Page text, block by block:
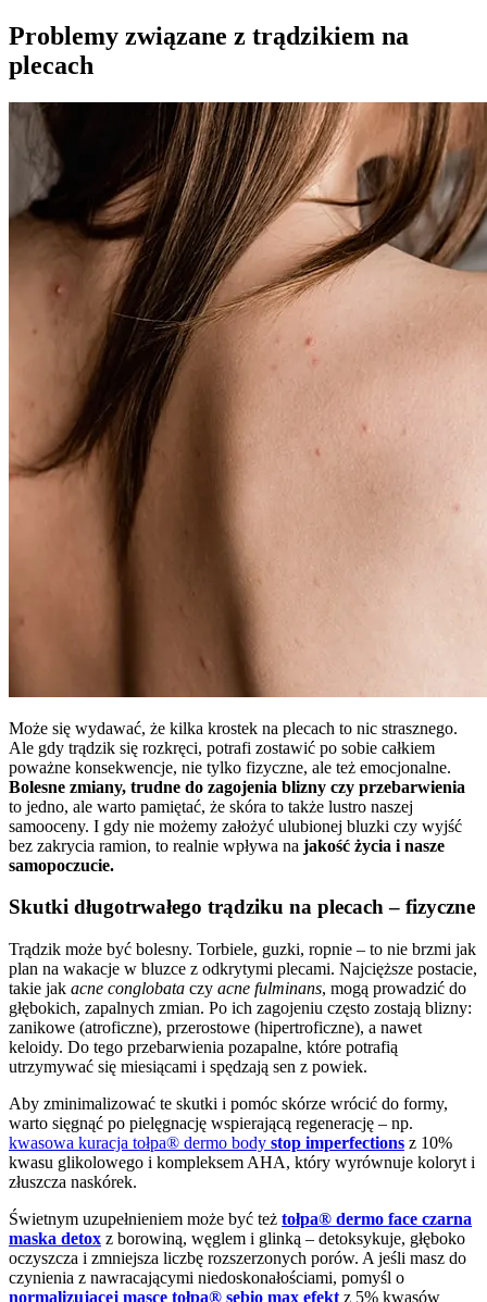
Problemy związane z trądzikiem na
plecach
Może się wydawać, że kilka krostek na plecach to nic strasznego.
Ale gdy trądzik się rozkręci, potrafi zostawić po sobie całkiem
poważne konsekwencje, nie tylko fizyczne, ale też emocjonalne.
Bolesne zmiany, trudne do zagojenia blizny czy przebarwienia
to jedno, ale warto pamiętać, że skóra to także lustro naszej
samooceny. I gdy nie możemy założyć ulubionej bluzki czy wyjść
bez zakrycia ramion, to realnie wpływa na jakość życia i nasze
samopoczucie.
Skutki długotrwałego trądziku na plecach – fizyczne
Trądzik może być bolesny. Torbiele, guzki, ropnie – to nie brzmi jak
plan na wakacje w bluzce z odkrytymi plecami. Najcięższe postacie,
takie jak acne conglobata czy acne fulminans, mogą prowadzić do
głębokich, zapalnych zmian. Po ich zagojeniu często zostają blizny:
zanikowe (atroficzne), przerostowe (hipertroficzne), a nawet
keloidy. Do tego przebarwienia pozapalne, które potrafią
utrzymywać się miesiącami i spędzają sen z powiek.
Aby zminimalizować te skutki i pomóc skórze wrócić do formy,
warto sięgnąć po pielęgnację wspierającą regenerację – np.
kwasowa kuracja tołpa® dermo body stop imperfections z 10%
kwasu glikolowego i kompleksem AHA, który wyrównuje koloryt i
złuszcza naskórek.
Świetnym uzupełnieniem może być też tołpa® dermo face czarna
maska detox z borowiną, węglem i glinką – detoksykuje, głęboko
oczyszcza i zmniejsza liczbę rozszerzonych porów. A jeśli masz do
czynienia z nawracającymi niedoskonałościami, pomyśl o
normalizującej masce tołpa® sebio max efekt z 5% kwasów